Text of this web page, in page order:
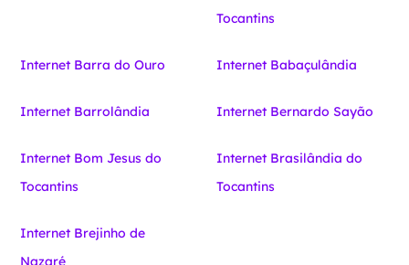
Tocantins
Internet Barra do Ouro Internet Babaçulândia
Internet Barrolândia Internet Bernardo Sayão
Internet Bom Jesus do
Tocantins
Internet Brasilândia do
Tocantins
Internet Brejinho de
Nazaré